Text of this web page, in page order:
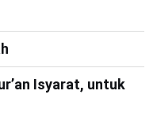
Isyarat, untuk